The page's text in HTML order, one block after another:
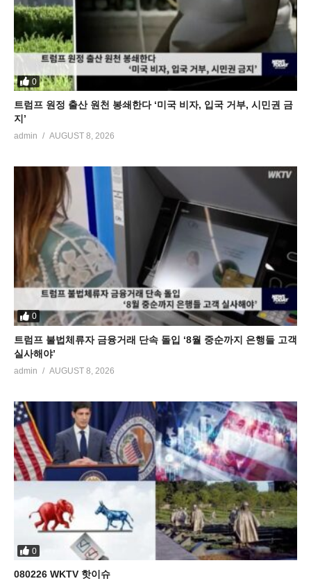
0
트럼프 원정 출산 원천 봉쇄한다 ‘미국 비자, 입국 거부, 시민권 금
지’
admin AUGUST 8, 2026
0
트럼프 불법체류자 금융거래 단속 돌입 ‘8월 중순까지 은행들 고객
실사해야’
admin AUGUST 8, 2026
0
080226 WKTV 핫이슈